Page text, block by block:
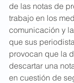
de las notas de
trabajo en los
comunicación y
que sus
provocan que la
descartar una
en cuestión de